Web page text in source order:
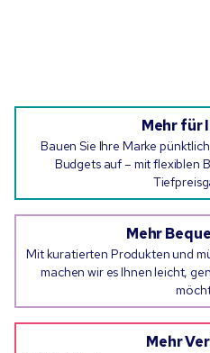
Mehr für
Bauen Sie Ihre Marke
Budgets auf – mit flexiblen
Mehr
Mit kuratierten Produkten und
machen wir es Ihnen leicht,
Mehr